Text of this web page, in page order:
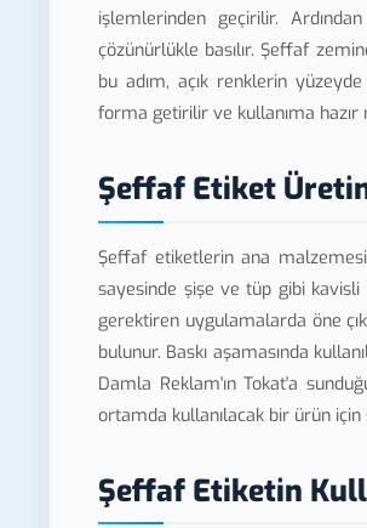
işlemlerinden geçirilir.
çözünürlükle basılır. Şeffaf
bu adım, açık renklerin
forma getirilir ve kullanıma
Şeffaf Etiket
Şeffaf etiketlerin ana
sayesinde şişe ve tüp gibi kavisli
gerektiren uygulamalarda öne
bulunur. Baskı aşamasında
Damla Reklam'ın Tokat'a
ortamda kullanılacak bir ürün
Şeffaf Etiketin